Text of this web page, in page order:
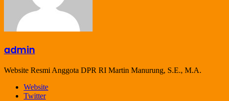
admin
Website Resmi Anggota DPR RI Martin Manurung, S.E., M.A.
Website
Twitter